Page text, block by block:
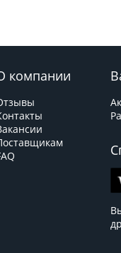
компании